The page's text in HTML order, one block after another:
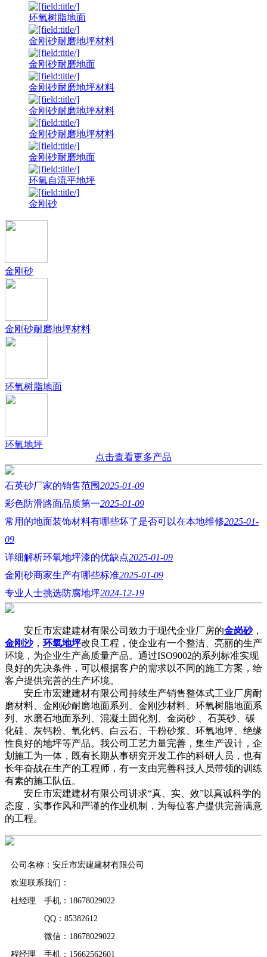
环氧树脂地面
金刚砂耐磨地坪材料
金刚砂耐磨地面
金刚砂耐磨地坪材料
金刚砂耐磨地坪材料
金刚砂耐磨地坪材料
金刚砂耐磨地面
环氧自流平地坪
金刚砂
金刚砂
金刚砂耐磨地坪材料
环氧树脂地面
环氧地坪
点击查看更多产品
石英砂厂家的销售范围2025-01-09
彩色防滑路面品质第一2025-01-09
常用的地面装饰材料有哪些坏了是否可以在本地维修2025-01-
09
详细解析环氧地坪漆的优缺点2025-01-09
金刚砂商家生产有哪些标准2025-01-09
专业人士挑选防腐地坪2024-12-19
安丘市宏建建材有限公司致力于现代企业厂房的金岗砂，
金刚沙， 环氧地坪改良工程，使企业有一个整洁、亮丽的生产
环境，为企业生产高质量产品。通过ISO9002的系列标准实现
良好的先决条件，可以根据客户的需求以不同的施工方案，给
客户提供完善的生产环境。
安丘市宏建建材有限公司持续生产销售整体式工业厂房耐
磨材料、金刚砂耐磨地面系列、金刚沙材料、环氧树脂地面系
列、水磨石地面系列、混凝土固化剂、金岗砂 、石英砂、碳
化硅、灰钙粉、氧化钙、白云石、干粉砂浆、环氧地坪、绝缘
性良好的地坪等产品。我公司工艺力量完善，集生产设计，企
划施工为一体，既有长期从事研究开发工作的科研人员，也有
长年奋战在生产的工程师，有一支由完善科技人员带领的训练
有素的施工队伍。
安丘市宏建建材有限公司讲求“真、实、效”以真诚科学的
态度，实事作风和严谨的作业机制，为每位客户提供完善满意
的工程。
公司名称：安丘市宏建建材有限公司
欢迎联系我们：
杜经理 手机：18678029022
QQ：85382612
微信：18678029022
程经理 手机：15662562601